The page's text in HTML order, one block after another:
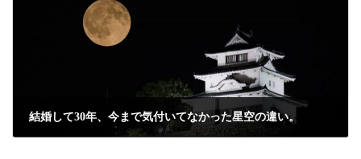
結婚して30年、今まで気付いてなかった星空の違い。